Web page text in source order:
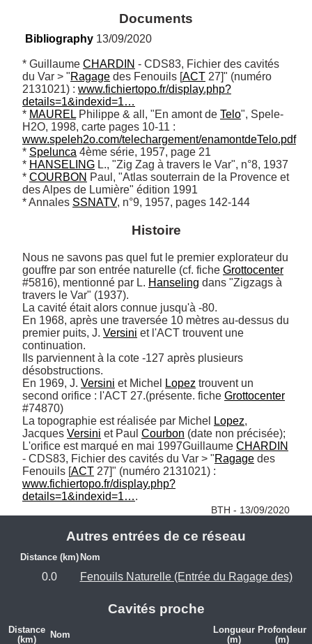
Documents
Bibliography 13/09/2020
* Guillaume CHARDIN - CDS83, Fichier des cavités
du Var > "Ragage des Fenouils [ACT 27]" (numéro
2131021) : www.fichiertopo.fr/display.php?
details=1&indexid=1…
* MAUREL Philippe & all, "En amont de Telo", Spele-
www.speleh2o.com/telechargement/enamontdeTelo.pdf
* Spelunca 4ème série, 1957, page 21
* HANSELING L., "Zig Zag à travers le Var", n°8, 1937
* COURBON Paul, "Atlas souterrain de la Provence et
des Alpes de Lumière" édition 1991
* Annales SSNATV, n°9, 1957, pages 142-144
Histoire
Nous ne savons pas quel fut le premier explorateur du
gouffre par son entrée naturelle (cf. fiche Grottocenter
#5816), mentionné par L. Hanseling dans "Zigzags à
travers le Var" (1937).
La cavité était alors connue jusqu'à -80.
En 1968, après une traversée 10 mètres au-dessus du
premier puits, J. Versini et l'ACT trouvent une
continuation.
Ils parviennent à la cote -127 après plusieurs
désobstructions.
En 1969, J. Versini et Michel Lopez trouvent un
second orifice : l'ACT 27.(présente. fiche Grottocenter
#74870)
La topographie est réalisée par Michel
Lopez,
Jacques Versini et Paul Courbon (date non précisée);
L'orifice est marqué en mai 1997Guillaume CHARDIN
- CDS83, Fichier des cavités du Var > "Ragage des
Fenouils [ACT
www.fichiertopo.fr/display.php?
details=1&indexid=1….
BTH - 13/09/2020
Autres entrées de ce réseau
Distance (km) Nom
0.0 Fenouils Naturelle (Entrée du Ragage des)
Cavités proche
Distance
(km)
Nom
Longueur
(m)
Profondeur
(m)